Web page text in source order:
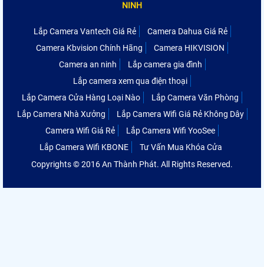
NINH
Lắp Camera Vantech Giá Rẻ
Camera Dahua Giá Rẻ
Camera Kbvision Chính Hãng
Camera HIKVISION
Camera an ninh
Lắp camera gia đình
Lắp camera xem qua điện thoại
Lắp Camera Cửa Hàng Loại Nào
Lắp Camera Văn Phòng
Lắp Camera Nhà Xưởng
Lắp Camera Wifi Giá Rẻ Không Dây
Camera Wifi Giá Rẻ
Lắp Camera Wifi YooSee
Lắp Camera Wifi KBONE
Tư Vấn Mua Khóa Cửa
Copyrights © 2016 An Thành Phát. All Rights Reserved.